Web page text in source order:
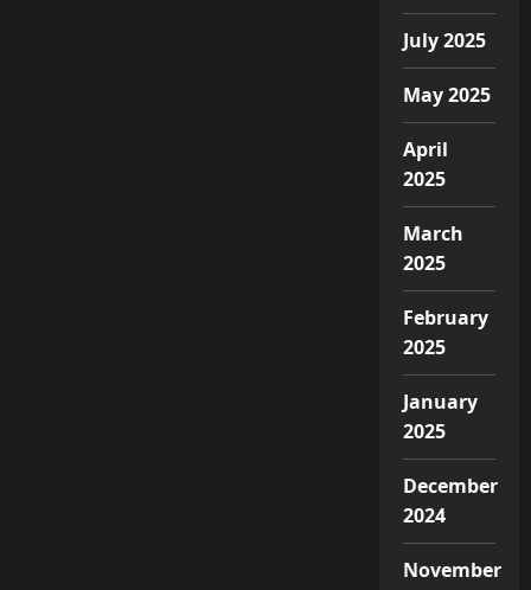
July 2025
May 2025
April
2025
March
2025
February
2025
January
2025
December
2024
November